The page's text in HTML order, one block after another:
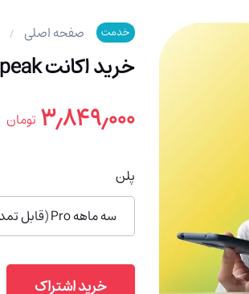
خدمت صفحه اصلی
خرید اکانت ELSA Speak (السا اسپیک) با ایمیل شما (ارزان)
۳٫۸۴۹٫۰۰۰ تومان
پلن
سه ماهه Pro (قابل تمدید)
خرید اشتراک